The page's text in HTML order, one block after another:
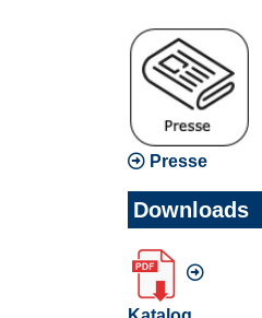
Presse
Downloads